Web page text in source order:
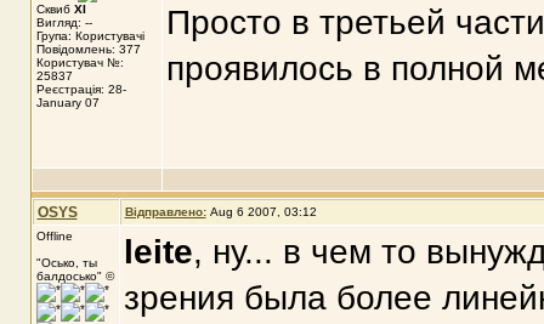
Сквиб XI
Вигляд: --
Група: Користувачі
Повідомлень: 377
Користувач №:
25837
Реєстрація: 28-
January 07
Просто в третьей
проявилось в полной
OSYS Відправлено: Aug 6 2007, 03:12
Offline
"Осько, ты
балдосько" ©
leite, ну... в чем то
зрения была более